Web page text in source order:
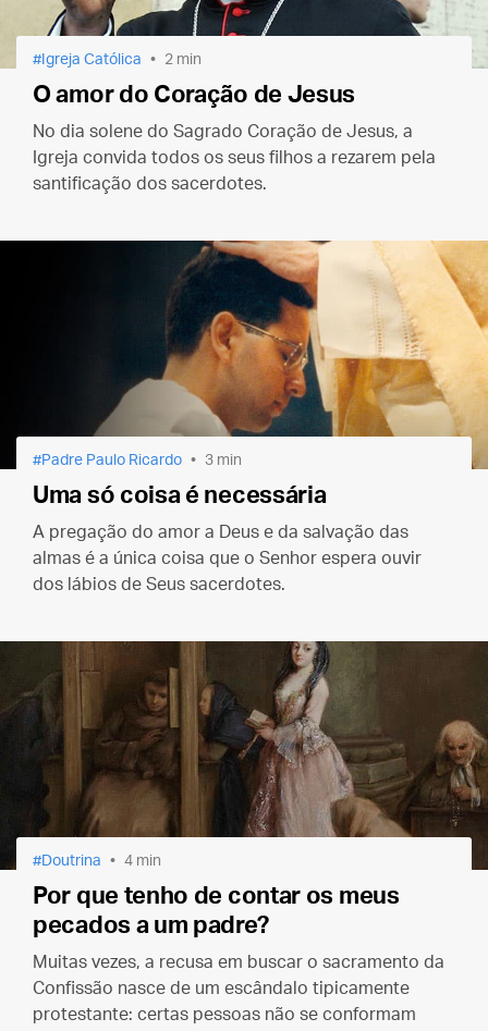
Igreja Católica 2 min
O amor do Coração de Jesus
No dia solene do Sagrado Coração de Jesus, a
Igreja convida todos os seus filhos a rezarem pela
santificação dos sacerdotes.
Padre Paulo Ricardo 3 min
Uma só coisa é necessária
A pregação do amor a Deus e da salvação das
almas é a única coisa que o Senhor espera ouvir
dos lábios de Seus sacerdotes.
Doutrina 4 min
Por que tenho de contar os meus
pecados a um padre?
Muitas vezes, a recusa em buscar o sacramento da
Confissão nasce de um escândalo tipicamente
protestante: certas pessoas não se conformam